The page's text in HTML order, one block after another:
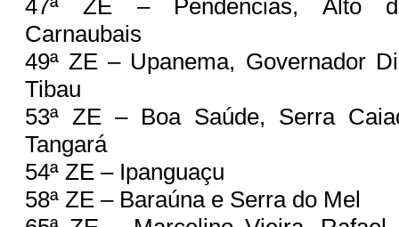
47ª ZE – Pendências, Alto
Carnaubais
49ª ZE – Upanema, Governador
Tibau
53ª ZE – Boa Saúde, Serra
Tangará
54ª ZE – Ipanguaçu
58ª ZE – Baraúna e Serra do Mel